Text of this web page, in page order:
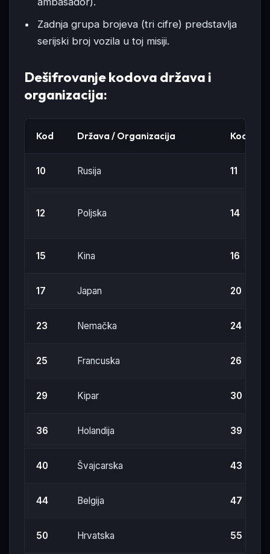
Zadnja grupa brojeva (tri cifre) predstavlja
serijski broj vozila u toj misiji.
Dešifrovanje kodova država i
organizacija:
Kod Država / Organizacija Kod
10 Rusija 11
12 Poljska 14
15 Kina 16
17 Japan 20
23 Nemačka 24
25 Francuska 26
29 Kipar 30
36 Holandija 39
40 Švajcarska 43
44 Belgija 47
50 Hrvatska 55